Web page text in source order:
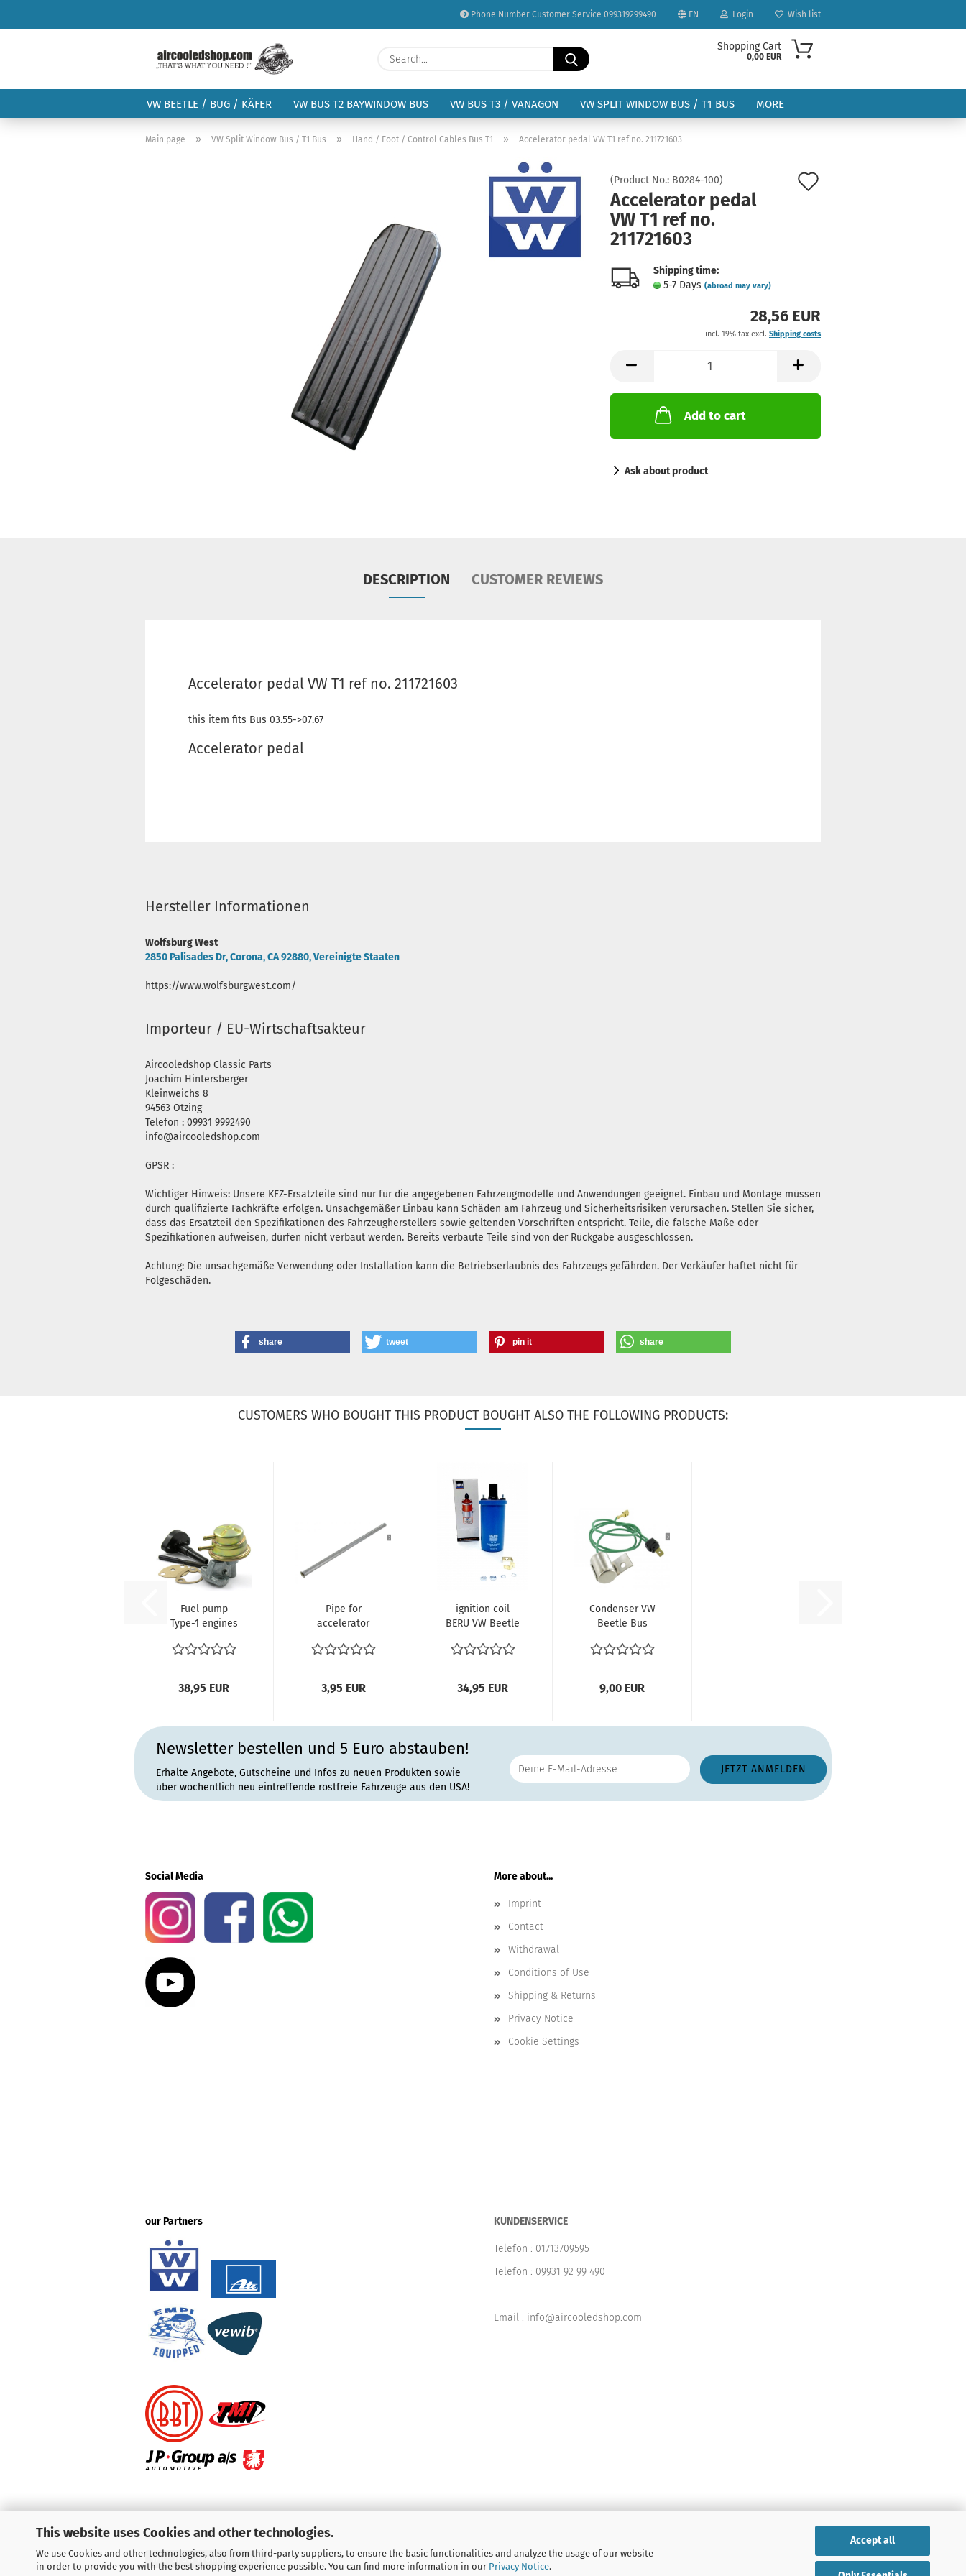
This website uses Cookies and other technologies.
We use Cookies and other technologies, also from third-party suppliers, to ensure the basic functionalities and analyze the usage of our website
in order to provide you with the best shopping experience possible. You can find more information in our Privacy Notice.
Accept all
Phone Number Customer Service 099319299490 EN
Change language
Delivery country
Login
Password
Create a new account
Forgot password?
Wish list
Search...
Shopping Cart
0,00 EUR
VW BEETLE / BUG / KÄFER VW BUS T2 BAYWINDOW BUS VW BUS T3 / VANAGON VW SPLIT WINDOW BUS / T1 BUS MORE
Main page » VW Split Window Bus / T1 Bus » Hand / Foot / Control Cables Bus T1 » Accelerator pedal VW T1 ref no. 211721603
(Product No.: B0284-100)
Accelerator pedal
VW T1 ref no.
211721603
Shipping time:
5-7 Days (abroad may vary)
28,56 EUR
incl. 19% tax excl. Shipping costs
Add to cart
Ask about product
DESCRIPTION CUSTOMER REVIEWS
Accelerator pedal VW T1 ref no. 211721603
this item fits Bus 03.55->07.67
Accelerator pedal
Hersteller Informationen
Wolfsburg West
2850 Palisades Dr, Corona, CA 92880, Vereinigte Staaten
https://www.wolfsburgwest.com/
Importeur / EU-Wirtschaftsakteur
Aircooledshop Classic Parts
Joachim Hintersberger
Kleinweichs 8
94563 Otzing
Telefon : 09931 9992490
info@aircooledshop.com
GPSR :
Wichtiger Hinweis: Unsere KFZ-Ersatzteile sind nur für die angegebenen Fahrzeugmodelle und Anwendungen geeignet. Einbau und Montage müssen
durch qualifizierte Fachkräfte erfolgen. Unsachgemäßer Einbau kann Schäden am Fahrzeug und Sicherheitsrisiken verursachen. Stellen Sie sicher,
dass das Ersatzteil den Spezifikationen des Fahrzeugherstellers sowie geltenden Vorschriften entspricht. Teile, die falsche Maße oder
Spezifikationen aufweisen, dürfen nicht verbaut werden. Bereits verbaute Teile sind von der Rückgabe ausgeschlossen.
Achtung: Die unsachgemäße Verwendung oder Installation kann die Betriebserlaubnis des Fahrzeugs gefährden. Der Verkäufer haftet nicht für
Folgeschäden.
share tweet pin it share
CUSTOMERS WHO BOUGHT THIS PRODUCT BOUGHT ALSO THE FOLLOWING PRODUCTS:
Fuel pump
Type-1 engines
and later Fuel...
38,95 EUR
Pipe for
accelerator
fan shroud
3,95 EUR
ignition coil
BERU VW Beetle
34,95 EUR
Condenser VW
Beetle Bus
028905295B
9,00 EUR
Newsletter bestellen und 5 Euro abstauben!
Erhalte Angebote, Gutscheine und Infos zu neuen Produkten sowie
über wöchentlich neu eintreffende rostfreie Fahrzeuge aus den USA!
Social Media More about...
Imprint
Contact
Withdrawal
Conditions of Use
Shipping & Returns
Privacy Notice
Cookie Settings
our Partners KUNDENSERVICE
Telefon : 01713709595
Telefon : 09931 92 99 490
Email : info@aircooledshop.com
Withdraw from contract